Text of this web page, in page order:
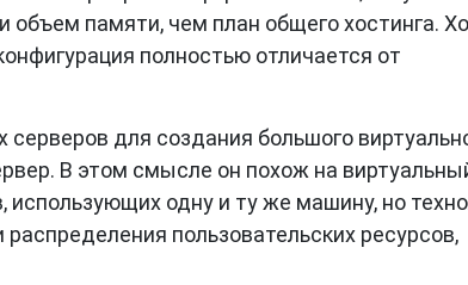
памяти, чем план общего хостинга.
полностью отличается от
серверов для создания большого
В этом смысле он похож на
использующих одну и ту же машину, но
пользовательских ресурсов,